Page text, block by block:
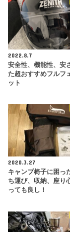
2022.8.7
安全性、機能性、安
た超おすすめフルフ
ット
2020.3.27
キャンプ椅子に困っ
ち運び、収納、座り
っても良し！